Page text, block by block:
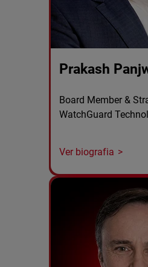
Prakash
Board Member &
WatchGuard
Ver biografia